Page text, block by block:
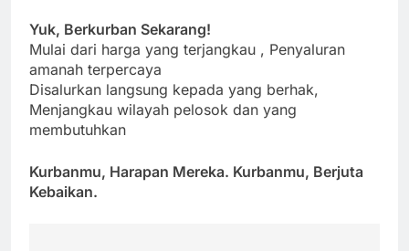
Yuk, Berkurban Sekarang!
Mulai dari harga yang terjangkau , Penyaluran
amanah terpercaya
Disalurkan langsung kepada yang berhak,
Menjangkau wilayah pelosok dan yang
membutuhkan
Kurbanmu, Harapan Mereka. Kurbanmu, Berjuta
Kebaikan.